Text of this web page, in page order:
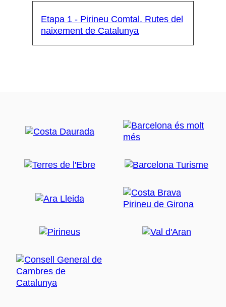
Etapa 1 - Pirineu Comtal. Rutes del
naixement de Catalunya